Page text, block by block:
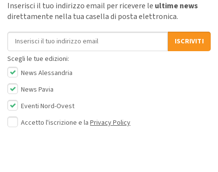
Inserisci il tuo indirizzo email per ricevere le ultime news
direttamente nella tua casella di posta elettronica.
Indirizzo email
ISCRIVITI
Scegli le tue edizioni:
News Alessandria
News Pavia
Eventi Nord-Ovest
Accetto l'iscrizione e la Privacy Policy